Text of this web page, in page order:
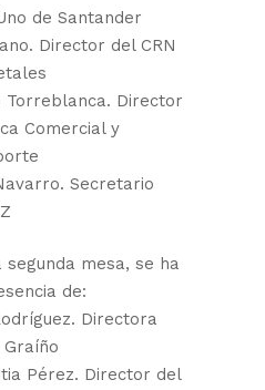
de Santander
Director del CRN
Torreblanca. Director
Comercial y
Secretario
mesa, se ha
de:
Directora
Graíño
Pérez. Director del